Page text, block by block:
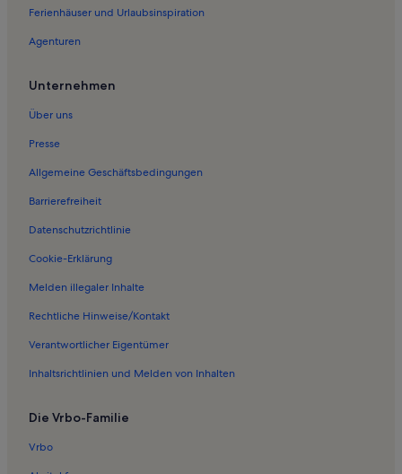
Ferienhäuser und Urlaubsinspiration
Agenturen
Unternehmen
Über uns
Presse
Allgemeine Geschäftsbedingungen
Barrierefreiheit
Datenschutzrichtlinie
Cookie-Erklärung
Melden illegaler Inhalte
Rechtliche Hinweise/Kontakt
Verantwortlicher Eigentümer
Inhaltsrichtlinien und Melden von Inhalten
Die Vrbo-Familie
Vrbo